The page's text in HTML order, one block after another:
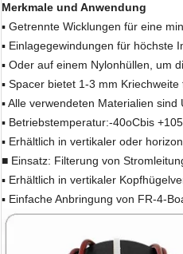
Merkmale und Anwendung
▪ Getrennte Wicklungen für eine
▪ Einlagegewindungen für höchste
▪ Oder auf einem Nylonhüllen, um
▪ Spacer bietet 1-3 mm
▪ Alle verwendeten Materialien sind
▪ Betriebstemperatur:-40oCbis +105
▪ Erhältlich in vertikaler oder
■ Einsatz: Filterung von
▪ Erhältlich in vertikaler
▪ Einfache Anbringung von FR-4-